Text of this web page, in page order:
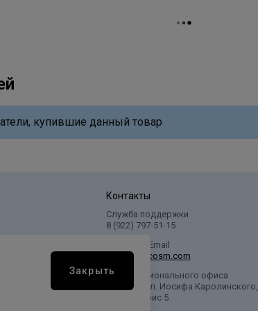
купившие данный товар
Контакты
Служба поддержки
8 (922) 797‑51-15
Написать Email
info@profcosm.com
Адрес регионального офиса
г. Сургут, ул. Иосифа Каролинского,
дом 10, офис 5
Закрыть